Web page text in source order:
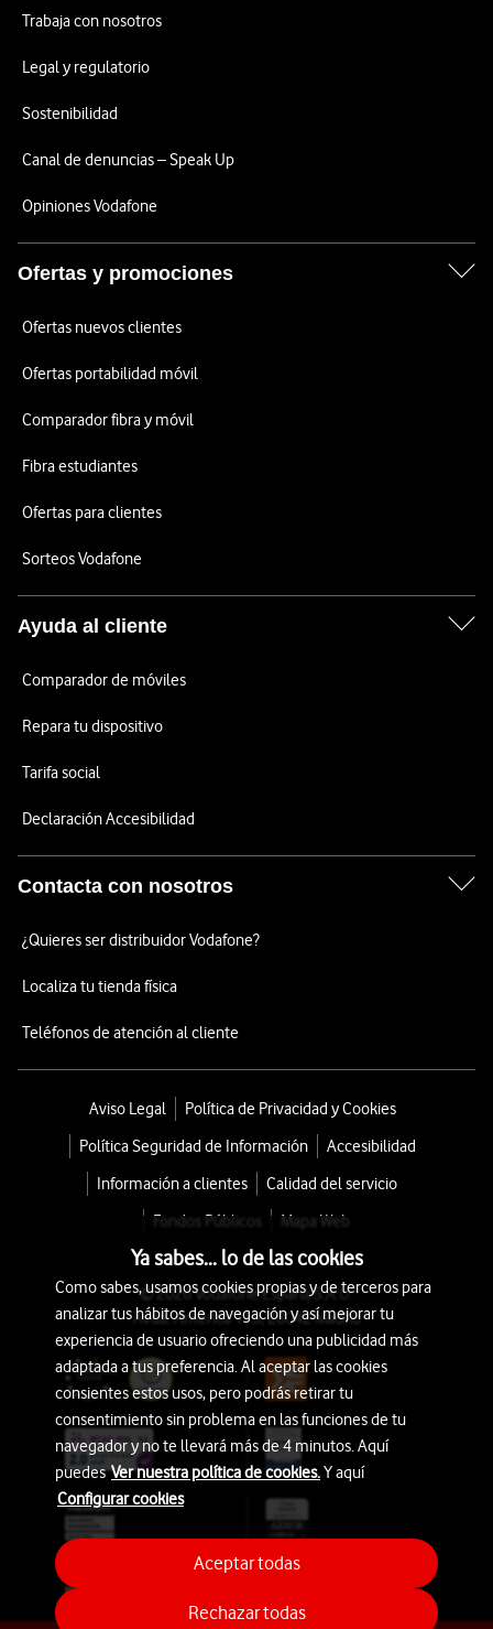
Trabaja con nosotros
Legal y regulatorio
Sostenibilidad
Canal de denuncias – Speak Up
Opiniones Vodafone
Ofertas y promociones
Ofertas nuevos clientes
Ofertas portabilidad móvil
Comparador fibra y móvil
Fibra estudiantes
Ofertas para clientes
Sorteos Vodafone
Ayuda al cliente
Comparador de móviles
Repara tu dispositivo
Tarifa social
Declaración Accesibilidad
Contacta con nosotros
¿Quieres ser distribuidor Vodafone?
Localiza tu tienda física
Teléfonos de atención al cliente
Aviso Legal
Política de Privacidad y Cookies
Política Seguridad de Información
Accesibilidad
Información a clientes
Calidad del servicio
Fondos Públicos
Mapa Web
© 2026 Vodafone España S.A.U.
Avda. América 115, 28042 Madrid
Ya sabes... lo de las cookies
Como sabes, usamos cookies propias y de terceros para
analizar tus hábitos de navegación y así mejorar tu
experiencia de usuario ofreciendo una publicidad más
adaptada a tus preferencia. Al aceptar las cookies
consientes estos usos, pero podrás retirar tu
consentimiento sin problema en las funciones de tu
navegador y no te llevará más de 4 minutos. Aquí
puedesVer nuestra política de cookies.Y aquí
Configurar cookies
Rechazar todas
Aceptar todas